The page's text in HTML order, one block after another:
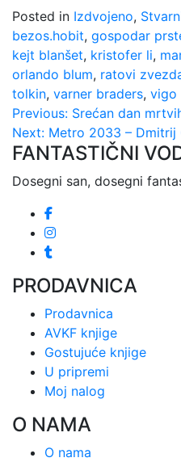
Posted in Izdvojeno,
bezos.hobit, gospodar
kejt blanšet, kristofer li,
orlando blum, ratovi
tolkin, varner braders, vigo
Kretanje
članka
Previous: Srećan dan
Next: Metro 2033 – Dmitrij
FANTASTIČNI
Dosegni san, dosegni
PRODAVNICA
Prodavnica
AVKF knjige
Gostujuće knjige
U pripremi
Moj nalog
O NAMA
O nama